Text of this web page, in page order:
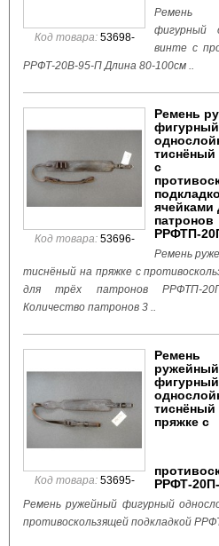
Код товара: 53698-
Ремень
фигурный
винте с
РРФТ-20В-95-П Длина 80-100см ..
Код товара: 53696-
Ремень
фигурный
тиснёный
с
ячейками
патронов
РРФТП-
Ремень
тиснёный на пряжке с
для трёх патронов РРФТП-
Количество патронов 3 ..
Код товара: 53695-
Ремень
ружейный
фигурный
тиснёный
пряжке с
РРФТ-
Ремень ружейный фигурный
противоскользящей подкладкой